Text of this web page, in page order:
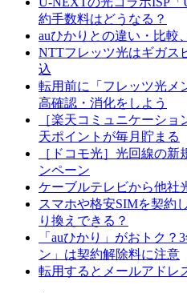
約手数料はどうなる？
auひかりとの違い・比較
NTTフレッツ光はギガス
込
転用前に「フレッツ光メ
高確認・消化をしよう
［楽天コミュニケーシ
天ポイントが毎月貯まる
［ドコモ光］光回線の
ンペーン
ケーブルテレビから他社
スマホや格安SIMを契約
り換えできる？
「auひかり」がおトク
ン」は契約解除料に注意
転用するとメールアドレ